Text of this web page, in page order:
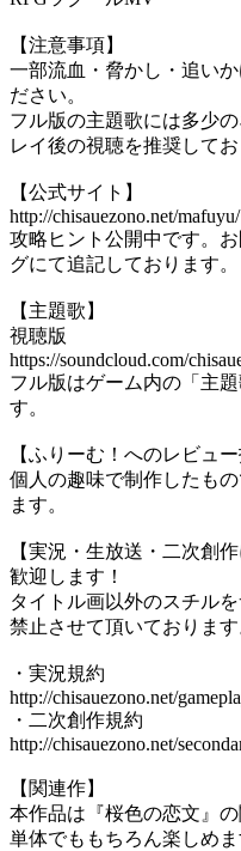
【注意事項】
一部流血・脅かし・追い
ださい。
フル版の主題歌には多少
レイ後の視聴を推奨してお
【公式サイト】
http://chisauezono.net/mafuyu/
攻略ヒント公開中です。
グにて追記しております。
【主題歌】
視聴版
https://soundcloud.com/
フル版はゲーム内の「主
す。
【ふりーむ！へのレビュ
個人の趣味で制作したも
ます。
【実況・生放送・二次創作
歓迎します！
タイトル画以外のスチル
禁止させて頂いております
・実況規約
http://chisauezono.net/
・二次創作規約
http://chisauezono.net/
【関連作】
本作品は『桜色の恋文』
単体でももちろん楽しめ